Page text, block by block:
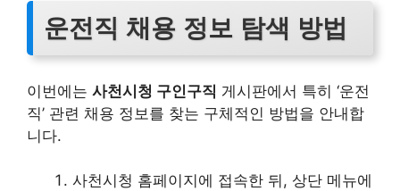
운전직 채용 정보 탐색 방법
이번에는 사천시청 구인구직 게시판에서 특히 ‘운전
직’ 관련 채용 정보를 찾는 구체적인 방법을 안내합
니다.
사천시청 홈페이지에 접속한 뒤, 상단 메뉴에